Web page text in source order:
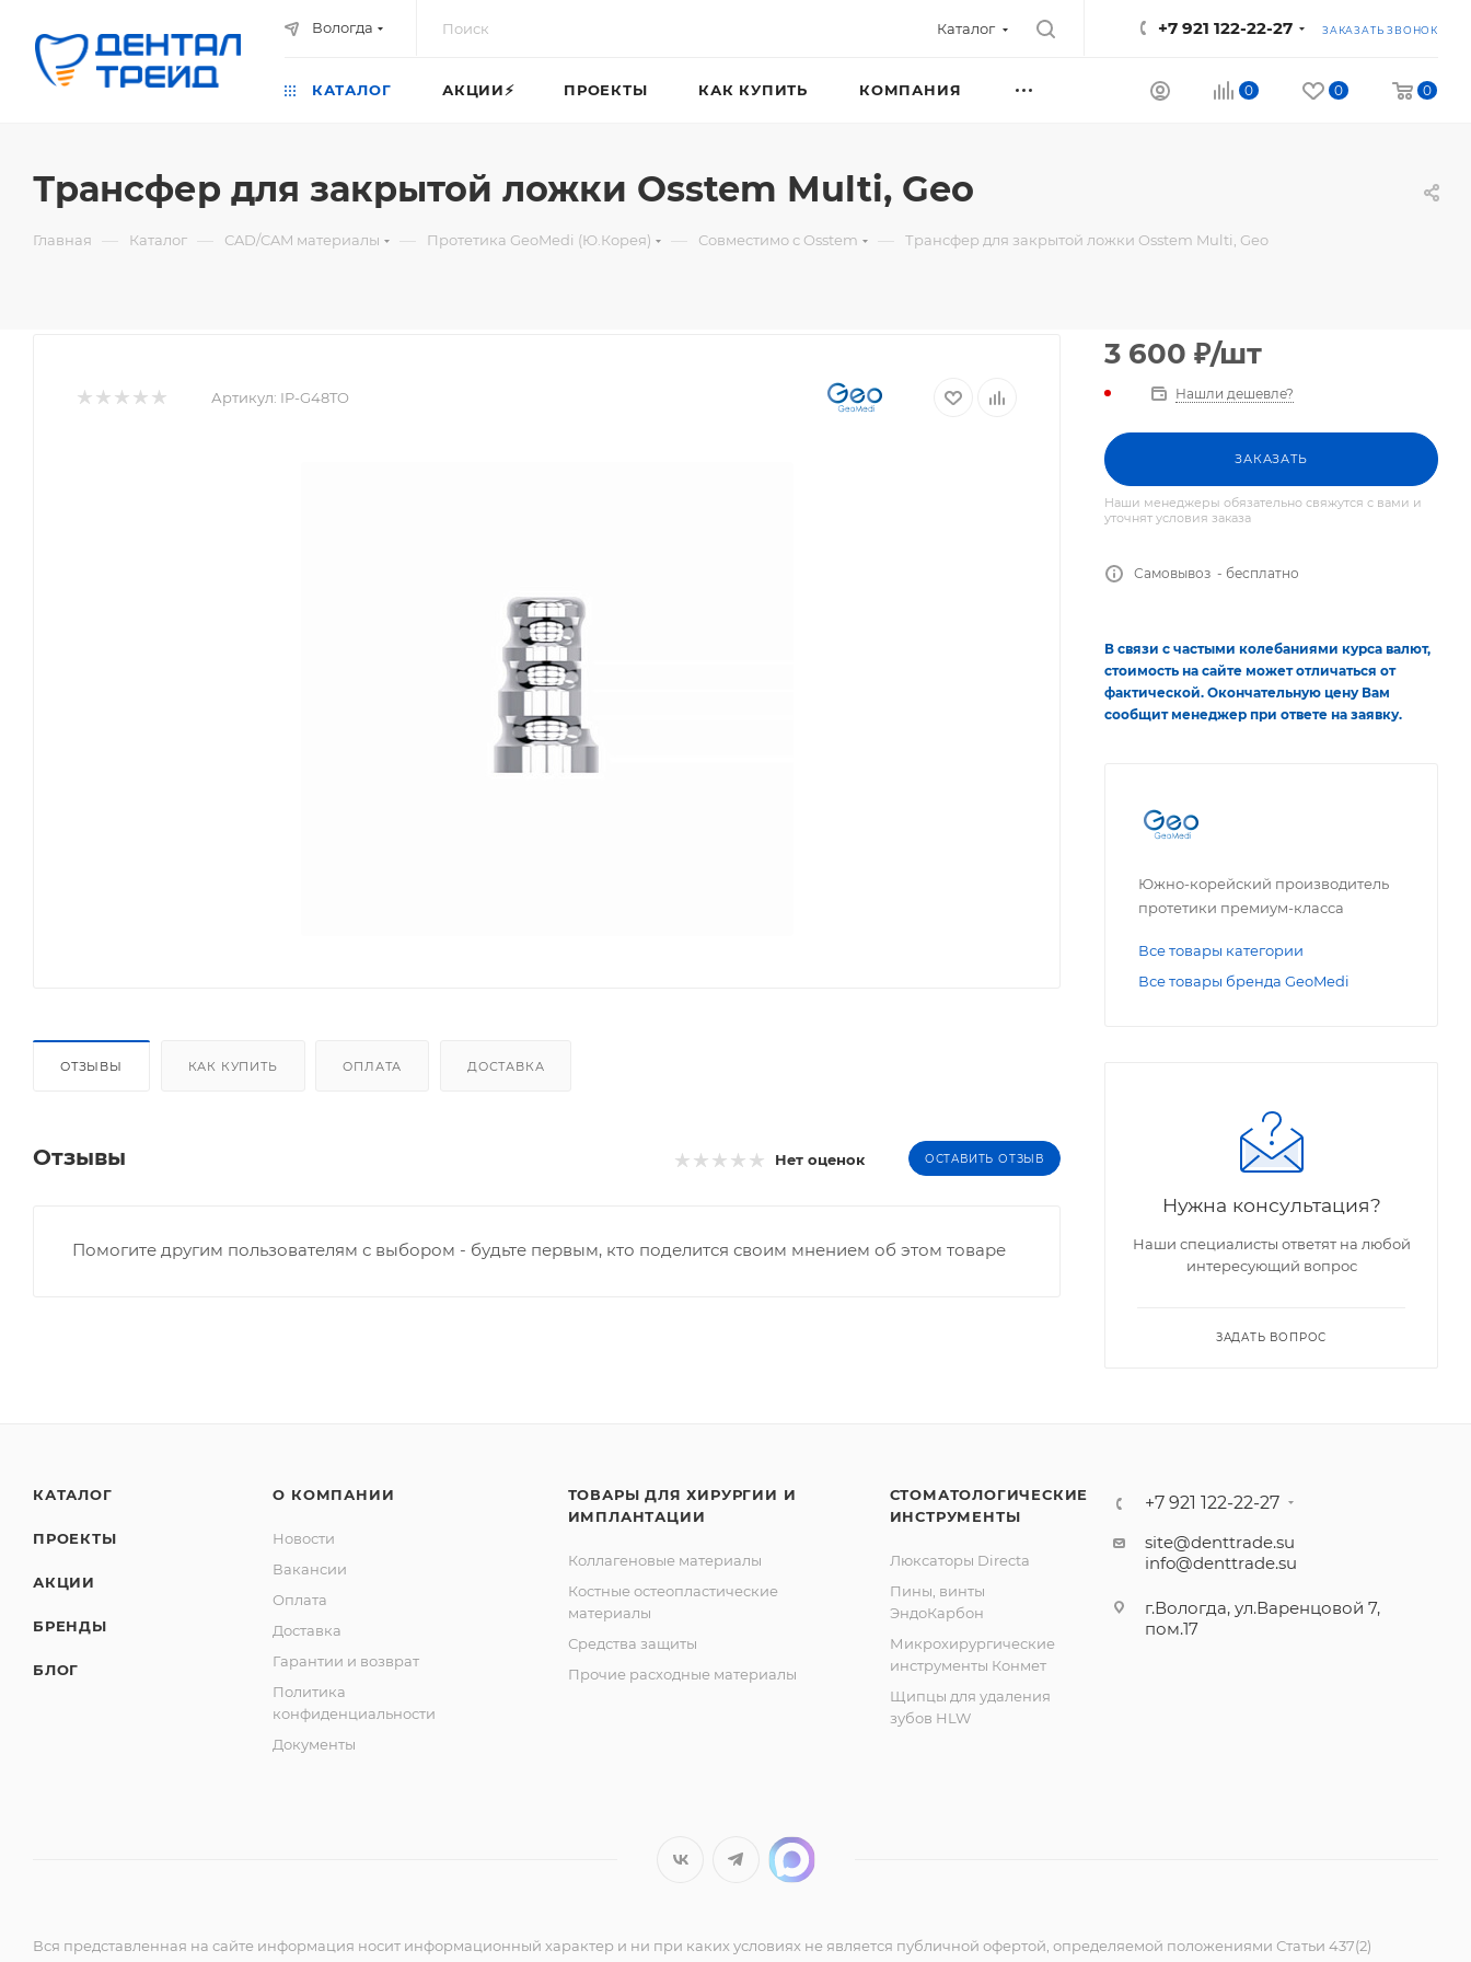
Вологда Каталог +7 921 122-22-27 ЗАКАЗАТЬ ЗВОНОК
0 0 0
КАТАЛОГ АКЦИИ⚡️ ПРОЕКТЫ КАК КУПИТЬ КОМПАНИЯ
Трансфер для закрытой ложки Osstem Multi, Geo
Главная — Каталог — СAD/CAM материалы — Протетика GeoMedi (Ю.Корея) — Совместимо с Osstem — Трансфер для закрытой ложки Osstem Multi, Geo
Артикул: IP-G48TO
ОТЗЫВЫ КАК КУПИТЬ ОПЛАТА ДОСТАВКА
Отзывы Нет оценок ОСТАВИТЬ ОТЗЫВ
Помогите другим пользователям с выбором - будьте первым, кто поделится своим мнением об этом товаре
3 600 ₽/шт
Нашли дешевле?
ЗАКАЗАТЬ
Наши менеджеры обязательно свяжутся с вами и
уточнят условия заказа
Самовывоз - бесплатно
В связи с частыми колебаниями курса валют,
стоимость на сайте может отличаться от
фактической. Окончательную цену Вам
сообщит менеджер при ответе на заявку.
Южно-корейский производитель
протетики премиум-класса
Все товары категории
Все товары бренда GeoMedi
Нужна консультация?
Наши специалисты ответят на любой
интересующий вопрос
ЗАДАТЬ ВОПРОС
КАТАЛОГ
ПРОЕКТЫ
АКЦИИ
БРЕНДЫ
БЛОГ
О КОМПАНИИ
Новости
Вакансии
Оплата
Доставка
Гарантии и возврат
Политика
конфиденциальности
Документы
ТОВАРЫ ДЛЯ ХИРУРГИИ И
ИМПЛАНТАЦИИ
Коллагеновые материалы
Костные остеопластические
материалы
Средства защиты
Прочие расходные материалы
СТОМАТОЛОГИЧЕСКИЕ
ИНСТРУМЕНТЫ
Люксаторы Directa
Пины, винты
ЭндоКарбон
Микрохирургические
инструменты Конмет
Щипцы для удаления
зубов HLW
+7 921 122-22-27
site@denttrade.su
info@denttrade.su
г.Вологда, ул.Варенцовой 7,
пом.17
Вся представленная на сайте информация носит информационный характер и ни при каких условиях не является публичной офертой, определяемой положениями Статьи 437(2)